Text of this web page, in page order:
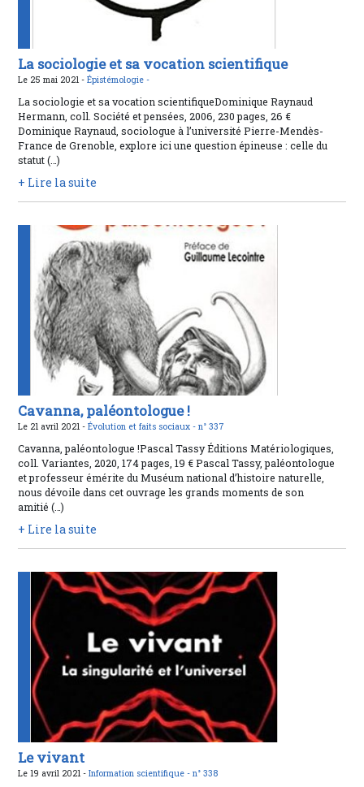
La sociologie et sa vocation scientifique
Le 25 mai 2021 -Épistémologie -
La sociologie et sa vocation scientifiqueDominique Raynaud
Hermann, coll. Société et pensées, 2006, 230 pages, 26 €
Dominique Raynaud, sociologue à l’université Pierre-Mendès-
France de Grenoble, explore ici une question épineuse : celle du
statut (…)
+ Lire la suite
Cavanna, paléontologue !
Le 21 avril 2021 -Évolution et faits sociaux -n° 337
Cavanna, paléontologue !Pascal Tassy Éditions Matériologiques,
coll. Variantes, 2020, 174 pages, 19 € Pascal Tassy, paléontologue
et professeur émérite du Muséum national d’histoire naturelle,
nous dévoile dans cet ouvrage les grands moments de son
amitié (…)
+ Lire la suite
Le vivant
Le 19 avril 2021 -Information scientifique -n° 338